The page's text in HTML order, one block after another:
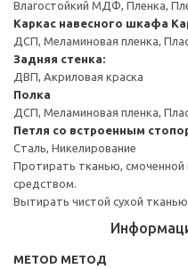
Влагостойкий МДФ, Пленка,
Каркас навесного шкафа
ДСП, Меламиновая пленка,
Задняя стенка:
ДВП, Акриловая краска
Полка
ДСП, Меламиновая пленка,
Петля со встроенным
Сталь, Никелирование
Протирать тканью,
средством.
Вытирать чистой сухой тканью.
METOD МЕТОД